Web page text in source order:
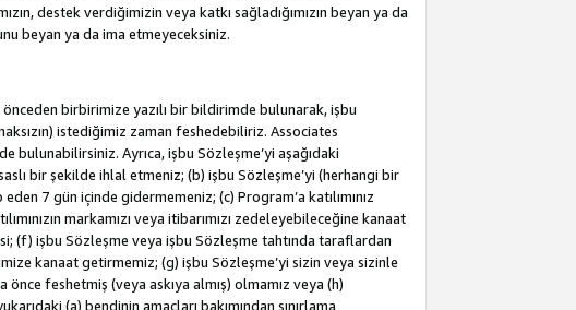
destek verdiğimizin veya katkı sağladığımızın beyan ya da
beyan ya da ima etmeyeceksiniz.
önceden birbirimize yazılı bir bildirimde bulunarak, işbu
istediğimiz zaman feshedebiliriz. Associates
bulunabilirsiniz. Ayrıca, işbu Sözleşme’yi aşağıdaki
bir şekilde ihlal etmeniz; (b) işbu Sözleşme’yi (herhangi bir
7 gün içinde gidermemeniz; (c) Program’a katılımınız
markamızı veya itibarımızı zedeleyebileceğine kanaat
(f) işbu Sözleşme veya işbu Sözleşme tahtında taraflardan
kanaat getirmemiz; (g) işbu Sözleşme’yi sizin veya sizinle
feshetmiş (veya askıya almış) olmamız veya (h)
(a) bendinin amaçları bakımından sınırlama